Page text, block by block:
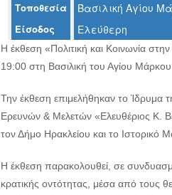
Τοποθεσία Βασιλική Αγίου
Είσοδος Ελεύθερη
Η έκθεση «Πολιτική και Κοινωνία
19:00 στη Βασιλική του Αγίου
Την έκθεση επιμελήθηκαν το Ίδρυμα
Ερευνών & Μελετών «Ελευθέριος Κ.
τον Δήμο Ηρακλείου και το Ιστορικό
Η έκθεση παρακολουθεί, σε
κρατικής οντότητας, μέσα από τους